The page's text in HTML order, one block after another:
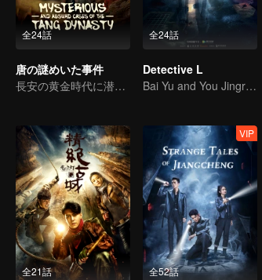
全24話
唐の謎めいた事件
長安の黄金時代に潜む闇の真実を暴く
全24話
Detective L
Bai Yu and You Jingru Became the super detective
全21話 全52話
VIP